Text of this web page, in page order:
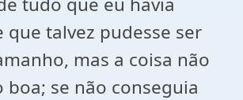
que talvez pudesse ser
mas a coisa não
se não conseguia